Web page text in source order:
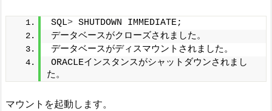
SQL> SHUTDOWN IMMEDIATE;
データベースがクローズされました。
データベースがディスマウントされました。
ORACLEインスタンスがシャットダウンされまし
た。
マウントを起動します。